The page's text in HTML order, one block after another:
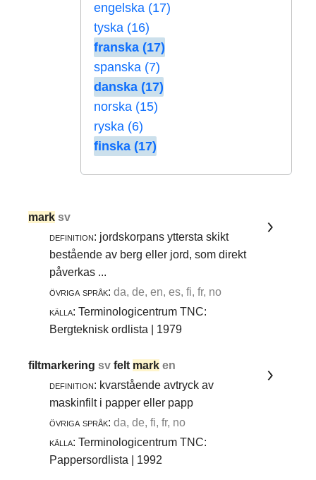
engelska (17)
tyska (16)
franska (17)
spanska (7)
danska (17)
norska (15)
ryska (6)
finska (17)
mark sv
definition: jordskorpans yttersta skikt
bestående av berg eller jord, som direkt
påverkas ...
övriga språk: da, de, en, es, fi, fr, no
källa: Terminologicentrum TNC:
Bergteknisk ordlista | 1979
filtmarkeringsvfelt mark en
definition: kvarstående avtryck av
maskinfilt i papper eller papp
övriga språk: da, de, fi, fr, no
källa: Terminologicentrum TNC:
Pappersordlista | 1992